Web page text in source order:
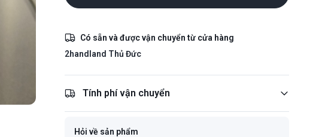
Có sẵn và được vận chuyển từ cửa hàng
2handland Thủ Đức
Tính phí vận chuyển
Hỏi về sản phẩm